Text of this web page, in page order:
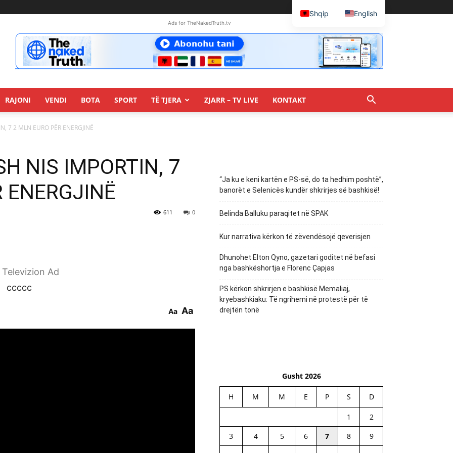
Ads for TheNakedTruth.tv
RAJONI VENDI BOTA SPORT TË TJERA ZJARR – TV LIVE KONTAKT
7 2 MLN EURO PËR ENERGJINË
NIS IMPORTIN, 7
ENERGJINË
0
611
Ad
ccccc
Aa Aa
“Ja ku e keni kartën e PS-së, do ta hedhim poshtë”,
banorët e Selenicës kundër shkrirjes së bashkisë!
Belinda Balluku paraqitet në SPAK
Kur narrativa kërkon të zëvendësojë qeverisjen
Dhunohet Elton Qyno, gazetari goditet në befasi
nga bashkëshortja e Florenc Çapjas
PS kërkon shkrirjen e bashkisë Memaliaj,
kryebashkiaku: Të ngrihemi në protestë për të
drejtën tonë
Gusht 2026
H M M E P S D
1
2
3
4 5 6 7 8
9
Shqip English